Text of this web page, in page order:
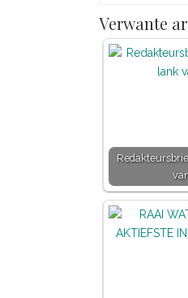
Verwante